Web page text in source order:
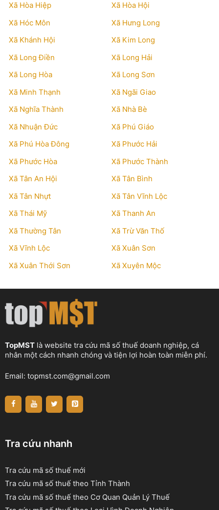
Xã Hòa Hiệp
Xã Hòa Hội
Xã Hóc Môn
Xã Hưng Long
Xã Khánh Hội
Xã Kim Long
Xã Long Điền
Xã Long Hải
Xã Long Hòa
Xã Long Sơn
Xã Minh Thạnh
Xã Ngãi Giao
Xã Nghĩa Thành
Xã Nhà Bè
Xã Nhuận Đức
Xã Phú Giáo
Xã Phú Hòa Đông
Xã Phước Hải
Xã Phước Hòa
Xã Phước Thành
Xã Tân An Hội
Xã Tân Bình
Xã Tân Nhựt
Xã Tân Vĩnh Lộc
Xã Thái Mỹ
Xã Thanh An
Xã Thường Tân
Xã Trừ Văn Thố
Xã Vĩnh Lộc
Xã Xuân Sơn
Xã Xuân Thới Sơn
Xã Xuyên Mộc
TopMST là website tra cứu mã số thuế doanh nghiệp, cá
nhân một cách nhanh chóng và tiện lợi hoàn toàn miễn phí.
Email: topmst.com@gmail.com
Tra cứu nhanh
Tra cứu mã số thuế mới
Tra cứu mã số thuế theo Tỉnh Thành
Tra cứu mã số thuế theo Cơ Quan Quản Lý Thuế